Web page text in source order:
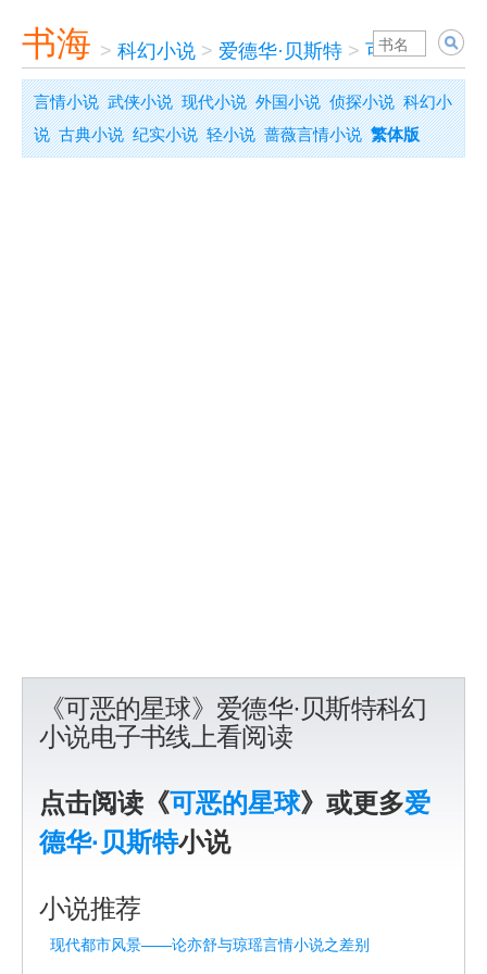
书海 > 科幻小说 > 爱德华·贝斯特 > 可恶的星球
言情小说 武侠小说 现代小说 外国小说 侦探小说 科幻小
说 古典小说 纪实小说 轻小说 蔷薇言情小说 繁体版
《可恶的星球》爱德华·贝斯特科幻
小说电子书线上看阅读
点击阅读《可恶的星球》或更多爱
德华·贝斯特小说
小说推荐
现代都市风景——论亦舒与琼瑶言情小说之差别